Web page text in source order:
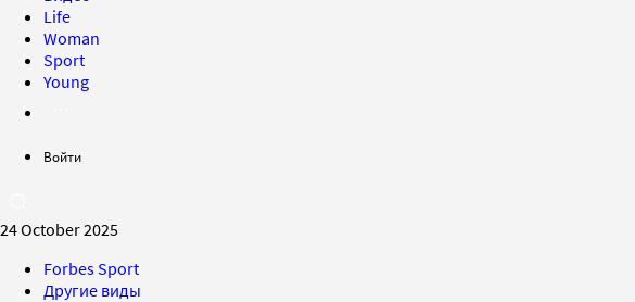
Life
Woman
Sport
Young
Войти
24 October 2025
Forbes Sport
Другие виды